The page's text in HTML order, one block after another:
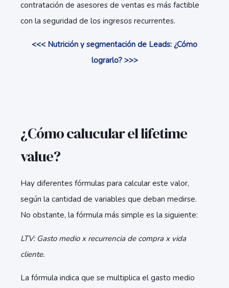
contratación de asesores de ventas es más factible
con la seguridad de los ingresos recurrentes.
<<< Nutrición y segmentación de Leads: ¿Cómo
lograrlo? >>>
¿Cómo calucular el lifetime
value?
Hay diferentes fórmulas para calcular este valor,
según la cantidad de variables que deban medirse.
No obstante, la fórmula más simple es la siguiente:
LTV: Gasto medio x recurrencia de compra x vida
cliente.
La fórmula indica que se multiplica el gasto medio